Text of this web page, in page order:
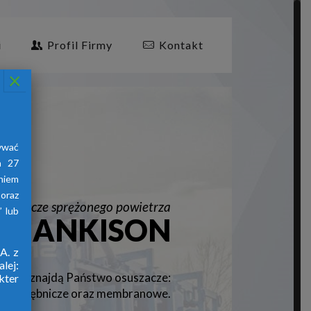
Profil Firmy Kontakt
sprężonego powietrza
HANKISON
znajdą Państwo osuszacze:
ziębnicze oraz membranowe.
27
lub
z
×